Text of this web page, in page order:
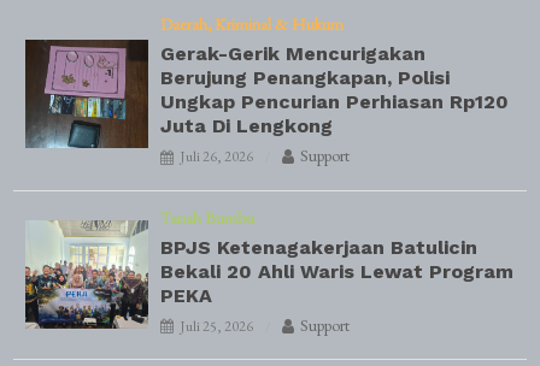
Daerah Kriminal & Hukum
Gerak-Gerik Mencurigakan
Berujung Penangkapan, Polisi
Ungkap Pencurian Perhiasan Rp120
Juta Di Lengkong
Juli 26, 2026 Support
Tanah Bumbu
BPJS Ketenagakerjaan Batulicin
Bekali 20 Ahli Waris Lewat Program
PEKA
Juli 25, 2026 Support